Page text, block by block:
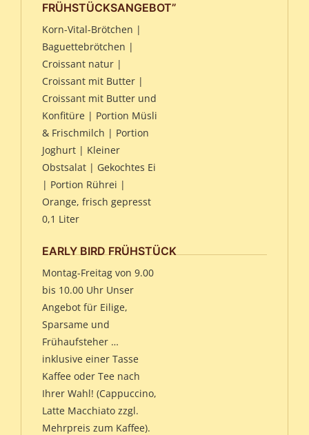
FRÜHSTÜCKSANGEBOT”
Korn-Vital-Brötchen |
Baguettebrötchen |
Croissant natur |
Croissant mit Butter |
Croissant mit Butter und
Konfitüre | Portion Müsli
& Frischmilch | Portion
Joghurt | Kleiner
Obstsalat | Gekochtes Ei
| Portion Rührei |
Orange, frisch gepresst
0,1 Liter
EARLY BIRD FRÜHSTÜCK
Montag-Freitag von 9.00
bis 10.00 Uhr Unser
Angebot für Eilige,
Sparsame und
Frühaufsteher …
inklusive einer Tasse
Kaffee oder Tee nach
Ihrer Wahl! (Cappuccino,
Latte Macchiato zzgl.
Mehrpreis zum Kaffee).